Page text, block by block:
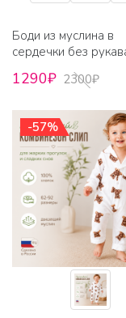
Боди из муслина в
сердечки без
1290₽ 2300₽
-57%